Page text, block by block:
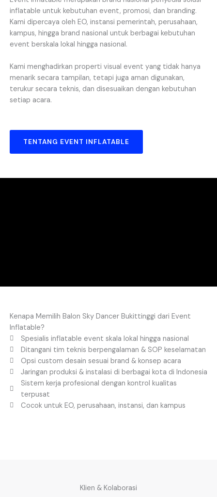
inflatable untuk kebutuhan event, promosi, dan branding.
Kami dipercaya oleh EO, instansi pemerintah, perusahaan,
kampus, hingga brand nasional untuk berbagai kebutuhan
event berskala lokal hingga nasional.
Kami menghadirkan properti visual event yang tidak hanya
menarik secara tampilan, tetapi juga aman digunakan,
terukur secara teknis, dan disesuaikan dengan kebutuhan
setiap acara.
TENTANG EVENT INFLATABLE
Kenapa Memilih Balon Sky Dancer Bukittinggi dari Event
Inflatable?
Spesialis inflatable event skala lokal hingga nasional
Ditangani tim teknis berpengalaman & SOP keselamatan
Opsi custom desain sesuai brand & konsep acara
Jaringan produksi & instalasi di berbagai kota di Indonesia
Sistem kerja profesional dengan kontrol kualitas
terpusat
Cocok untuk EO, perusahaan, instansi, dan kampus
Klien & Kolaborasi